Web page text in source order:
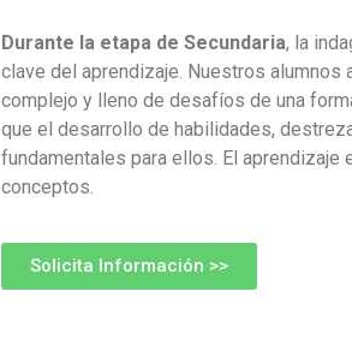
Durante la etapa de Secundaria, la
clave del aprendizaje. Nuestros alumnos
complejo y lleno de desafíos de una
que el desarrollo de habilidades,
fundamentales para ellos. El aprendizaje
conceptos.
Solicita Información >>